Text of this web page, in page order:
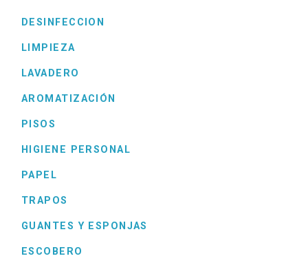
DESINFECCION
LIMPIEZA
LAVADERO
AROMATIZACIÓN
PISOS
HIGIENE PERSONAL
PAPEL
TRAPOS
GUANTES Y ESPONJAS
ESCOBERO